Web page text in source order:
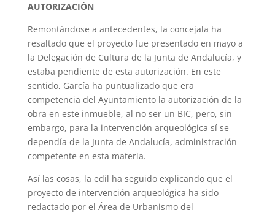
AUTORIZACIÓN
Remontándose a antecedentes, la concejala ha
resaltado que el proyecto fue presentado en mayo a
la Delegación de Cultura de la Junta de Andalucía, y
estaba pendiente de esta autorización. En este
sentido, García ha puntualizado que era
competencia del Ayuntamiento la autorización de la
obra en este inmueble, al no ser un BIC, pero, sin
embargo, para la intervención arqueológica sí se
dependía de la Junta de Andalucía, administración
competente en esta materia.
Así las cosas, la edil ha seguido explicando que el
proyecto de intervención arqueológica ha sido
redactado por el Área de Urbanismo del